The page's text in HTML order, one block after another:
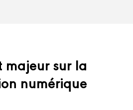
majeur sur la
numérique